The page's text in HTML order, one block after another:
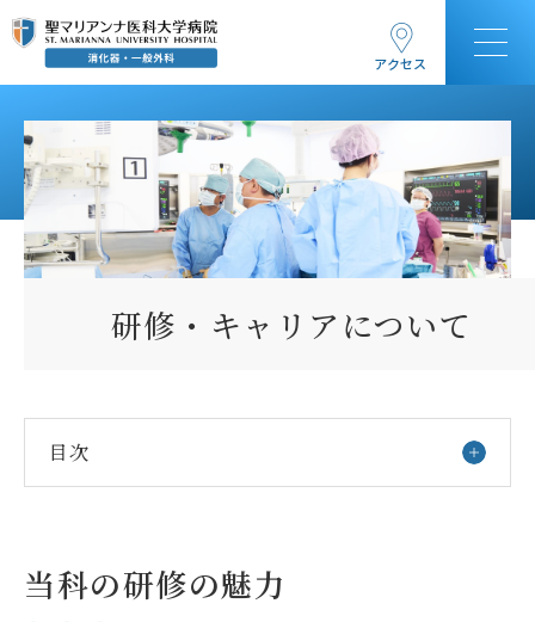
アクセス
研修・キャリアについて
目次
当科の研修の魅力